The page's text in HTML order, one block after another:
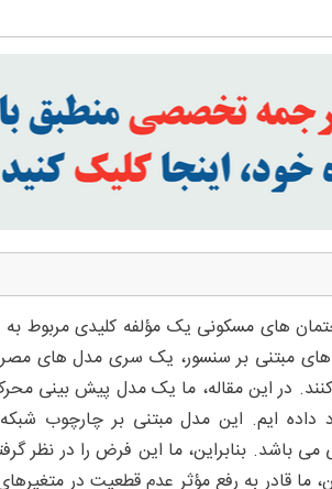
های مسکونی یک مؤلفه کلیدی مربوط
مبتنی بر سنسور، یک سری مدل های
در این مقاله، ما یک مدل پیش بینی
می باشد. بنابراین، ما این فرض را در نظر
ما قادر به رفع مؤثر عدم قطعیت در